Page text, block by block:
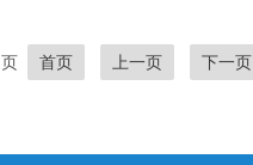
首页 上一页 下一页